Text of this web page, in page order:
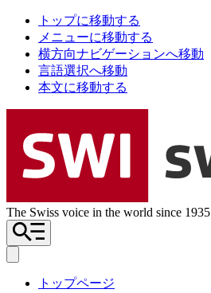
トップに移動する
メニューに移動する
横方向ナビゲーションへ移動
言語選択へ移動
本文に移動する
The Swiss voice in the world since 1935
トップページ